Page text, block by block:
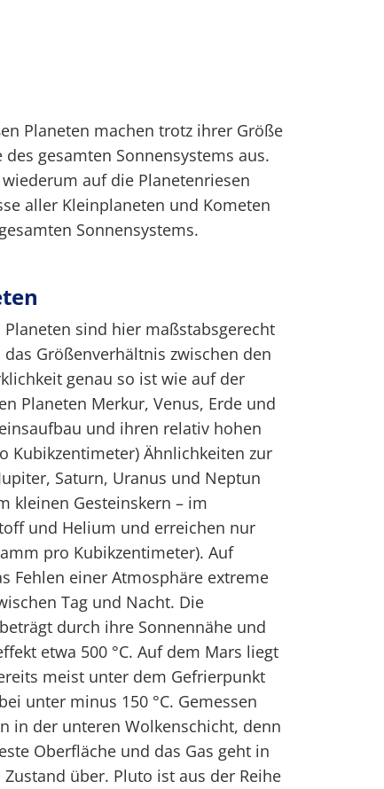
Planeten machen trotz ihrer Größe
gesamten Sonnensystems aus.
auf die Planetenriesen
aller Kleinplaneten und Kometen
Sonnensystems.
sind hier maßstabsgerecht
Größenverhältnis zwischen den
genau so ist wie auf der
Planeten Merkur, Venus, Erde und
und ihren relativ hohen
Kubikzentimeter) Ähnlichkeiten zur
Saturn, Uranus und Neptun
kleinen Gesteinskern – im
und Helium und erreichen nur
pro Kubikzentimeter). Auf
Fehlen einer Atmosphäre extreme
Tag und Nacht. Die
durch ihre Sonnennähe und
etwa 500 °C. Auf dem Mars liegt
meist unter dem Gefrierpunkt
unter minus 150 °C. Gemessen
in der unteren Wolkenschicht, denn
Oberfläche und das Gas geht in
über. Pluto ist aus der Reihe